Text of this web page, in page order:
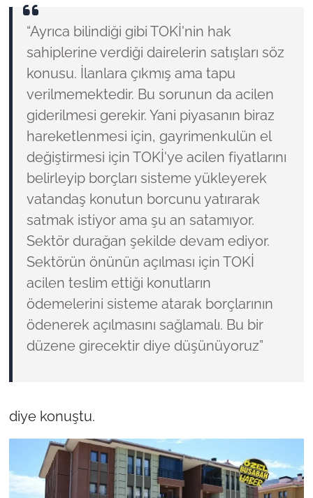
“Ayrıca bilindiği gibi TOKİ'nin hak
sahiplerine verdiği dairelerin satışları söz
konusu. İlanlara çıkmış ama tapu
verilmemektedir. Bu sorunun da acilen
giderilmesi gerekir. Yani piyasanın biraz
hareketlenmesi için, gayrimenkulün el
değiştirmesi için TOKİ'ye acilen fiyatlarını
belirleyip borçları sisteme yükleyerek
vatandaş konutun borcunu yatırarak
satmak istiyor ama şu an satamıyor.
Sektör durağan şekilde devam ediyor.
Sektörün önünün açılması için TOKİ
acilen teslim ettiği konutların
ödemelerini sisteme atarak borçlarının
ödenerek açılmasını sağlamalı. Bu bir
düzene girecektir diye düşünüyoruz”
diye konuştu.